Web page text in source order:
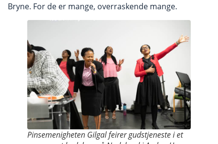
Bryne. For de er mange, overraskende mange.
Pinsemenigheten Gilgal feirer gudstjeneste i et